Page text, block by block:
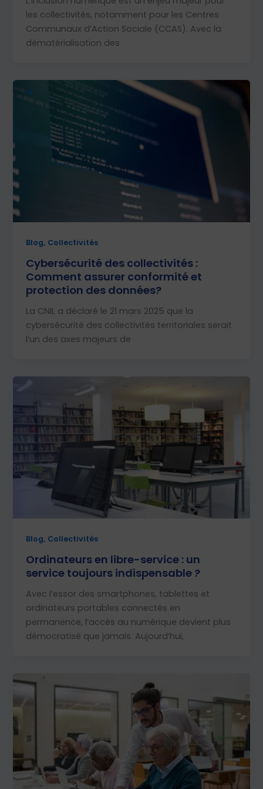
les collectivités, notamment pour les Centres
Communaux d’Action Sociale (CCAS). Avec la
dématérialisation des
Blog, Collectivités
Cybersécurité des collectivités :
Comment assurer conformité et
protection des données?
La CNIL a déclaré le 21 mars 2025 que la
cybersécurité des collectivités territoriales serait
l’un des axes majeurs de
Blog, Collectivités
Ordinateurs en libre-service : un
service toujours indispensable ?
Avec l’essor des smartphones, tablettes et
ordinateurs portables connectés en
permanence, l’accès au numérique devient plus
démocratisé que jamais. Aujourd’hui,